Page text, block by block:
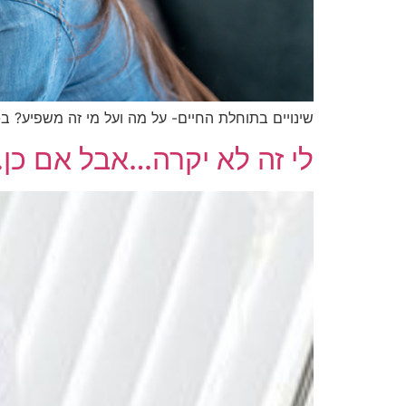
שינויים בתוחלת החיים- על מה ועל מי זה משפיע? ב-40 השנים
לי זה לא יקרה…אבל אם